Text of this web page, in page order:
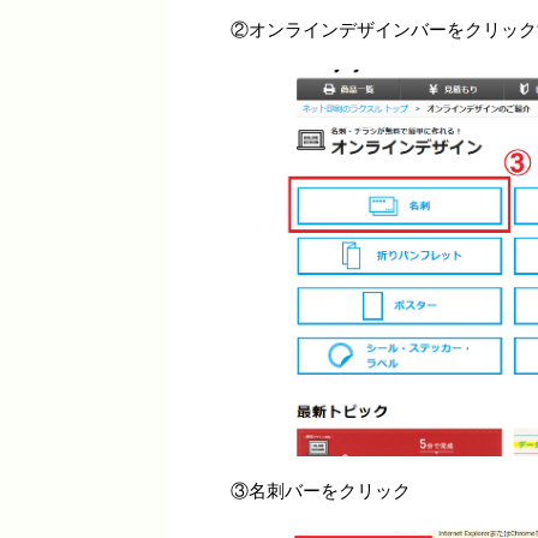
②オンラインデザインバーをクリッ
③名刺バーをクリック